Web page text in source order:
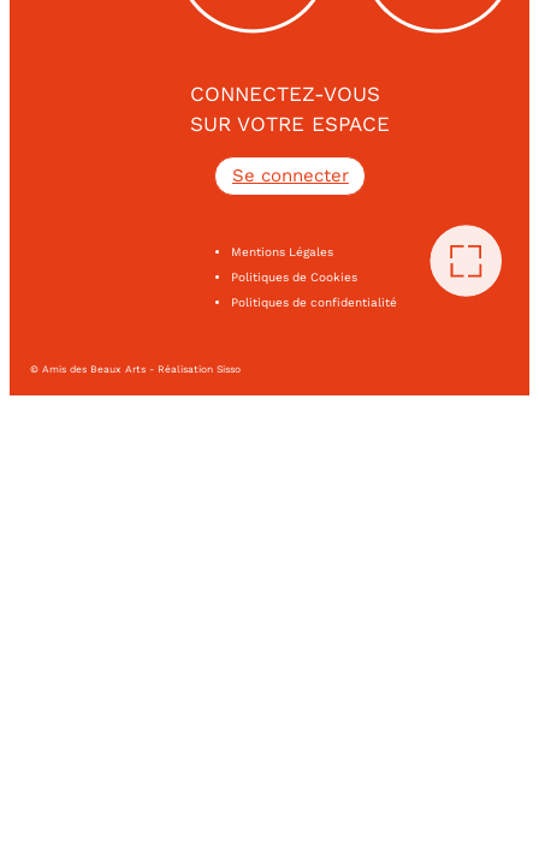
CONNECTEZ-VOUS
SUR VOTRE ESPACE
Se connecter
Mentions Légales
Politiques de Cookies
Politiques de confidentialité
© Amis des Beaux Arts - Réalisation Sisso